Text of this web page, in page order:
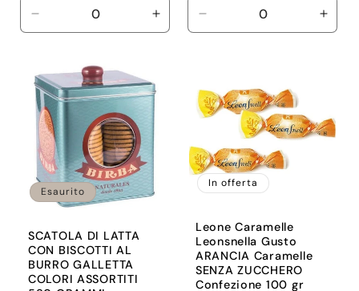
Diminuisci
quantità
Default
Title
Aumenta
quantità
Title
Diminuisci
quantità
Title
Esaurito
SCATOLA DI LATTA
CON BISCOTTI AL
BURRO GALLETTA
COLORI ASSORTITI
In offerta
Leone Caramelle
Leonsnella Gusto
ARANCIA Caramelle
SENZA ZUCCHERO
Confezione 100 gr